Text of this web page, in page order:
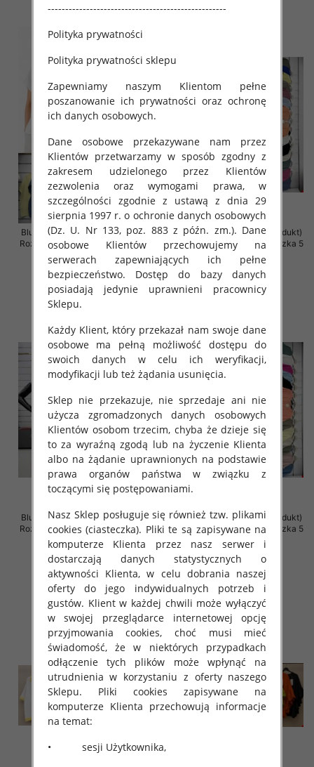
Bluzki damskie (Włoskie produkt)
Roz Standard, Mix Kolor Paczka 5
szt
29.00 zł
szczegóły
Bluzki damskie (Włoskie produkt)
Roz Standard, Mix Kolor Paczka 5
29.00 zł
szczegóły
Bluzki damskie (Włoskie produkt)
Roz Standard, Mix Kolor Paczka 5
szt
29.00 zł
szczegóły
Bluzki damskie (Włoskie produkt)
Roz Standard, Mix Kolor Paczka 5
26.00 zł
szczegóły
---------------------------------------------------
Polityka prywatności
Polityka prywatności sklepu
Zapewniamy naszym Klientom pełne
poszanowanie ich prywatności oraz ochronę
ich danych osobowych.
Dane osobowe przekazywane nam przez
Klientów przetwarzamy w sposób zgodny z
zakresem udzielonego przez Klientów
zezwolenia oraz wymogami prawa, w
szczególności zgodnie z ustawą z dnia 29
sierpnia 1997 r. o ochronie danych osobowych
(Dz. U. Nr 133, poz. 883 z późn. zm.). Dane
osobowe Klientów przechowujemy na
serwerach zapewniających ich pełne
bezpieczeństwo. Dostęp do bazy danych
posiadają jedynie uprawnieni pracownicy
Sklepu.
Każdy Klient, który przekazał nam swoje dane
osobowe ma pełną możliwość dostępu do
swoich danych w celu ich weryfikacji,
modyfikacji lub też żądania usunięcia.
Sklep nie przekazuje, nie sprzedaje ani nie
użycza zgromadzonych danych osobowych
Klientów osobom trzecim, chyba że dzieje się
to za wyraźną zgodą lub na życzenie Klienta
albo na żądanie uprawnionych na podstawie
prawa organów państwa w związku z
toczącymi się postępowaniami.
Nasz Sklep posługuje się również tzw. plikami
cookies (ciasteczka). Pliki te są zapisywane na
komputerze Klienta przez nasz serwer i
dostarczają danych statystycznych o
aktywności Klienta, w celu dobrania naszej
oferty do jego indywidualnych potrzeb i
gustów. Klient w każdej chwili może wyłączyć
w swojej przeglądarce internetowej opcję
przyjmowania cookies, choć musi mieć
świadomość, że w niektórych przypadkach
odłączenie tych plików może wpłynąć na
utrudnienia w korzystaniu z oferty naszego
Sklepu. Pliki cookies zapisywane na
komputerze Klienta przechowują informacje
na temat:
• sesji Użytkownika,